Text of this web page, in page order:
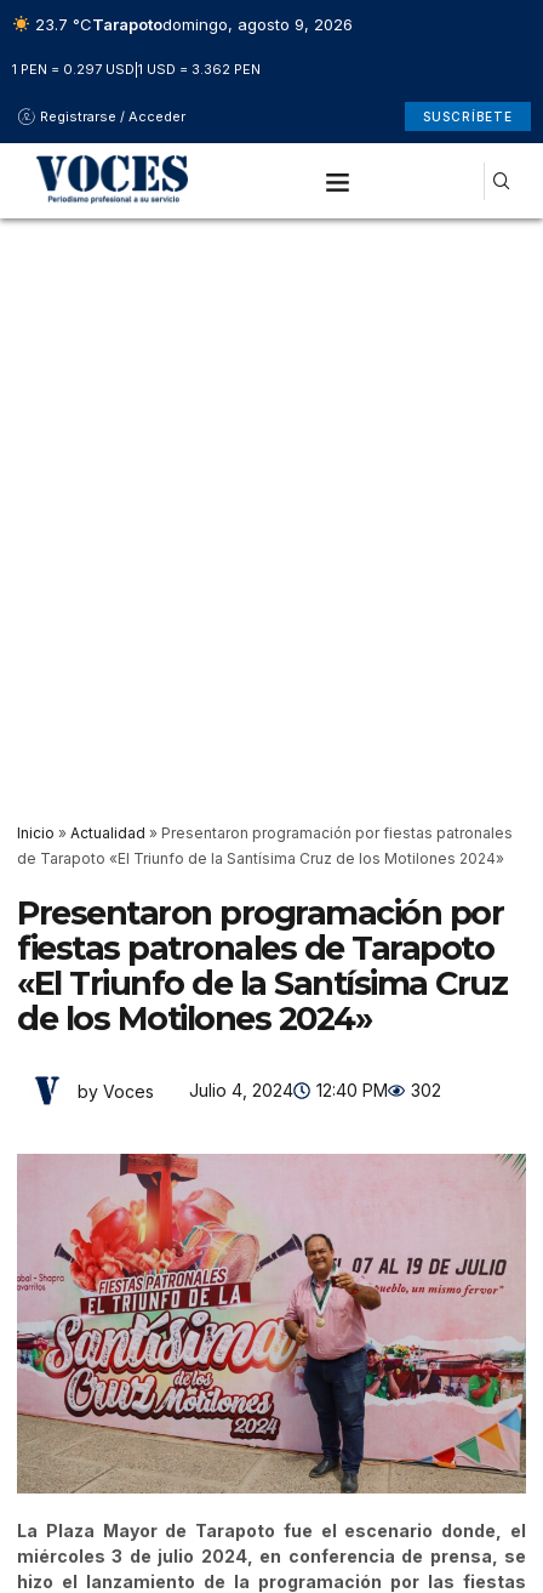
23.7 °CTarapotodomingo, agosto 9, 2026
1 PEN = 0.297 USD 1 USD = 3.362 PEN
Registrarse / Acceder SUSCRÍBETE
Inicio » Actualidad » Presentaron programación por fiestas patronales
de Tarapoto «El Triunfo de la Santísima Cruz de los Motilones 2024»
Presentaron programación por
fiestas patronales de Tarapoto
«El Triunfo de la Santísima Cruz
de los Motilones 2024»
by Voces Julio 4, 2024 12:40 PM 302
La Plaza Mayor de Tarapoto fue el escenario donde, el
miércoles 3 de julio 2024, en conferencia de prensa, se
hizo el lanzamiento de la programación por las fiestas